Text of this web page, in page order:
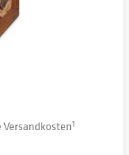
Versandkosten1